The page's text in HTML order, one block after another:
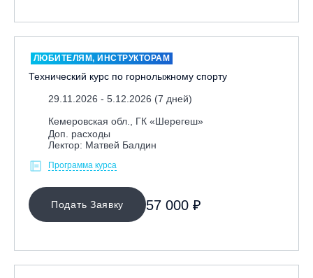
ЛЮБИТЕЛЯМ, ИНСТРУКТОРАМ
Технический курс по горнолыжному спорту
29.11.2026 - 5.12.2026 (7 дней)
Кемеровская обл., ГК «Шерегеш»
Доп. расходы
Лектор: Матвей Балдин
Программа курса
Подать Заявку 57 000 ₽